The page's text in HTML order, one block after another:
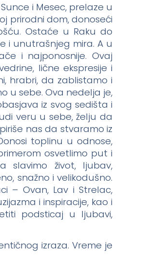
i Mesec, prelaze u
prirodni dom, donoseći
Ostaće u Raku do
i unutrašnjeg mira. A u
i najponosnije. Ovaj
lične ekspresije i
hrabri, da zablistamo i
u sebe. Ova nedelja je,
iz svog sedišta i
veru u sebe, želju da
nas da stvaramo iz
toplinu u odnose,
osvetlimo put i
slavimo život, ljubav,
snažno i velikodušno.
– Ovan, Lav i Strelac,
i inspiracije, kao i
podsticaj u ljubavi,
izraza. Vreme je